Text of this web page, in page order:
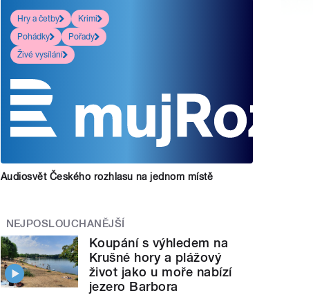
Hry a četby
Krimi
Pohádky
Pořady
Živé vysílání
Audiosvět Českého rozhlasu na jednom místě
NEJPOSLOUCHANĚJŠÍ
Koupání s výhledem na
Krušné hory a plážový
život jako u moře nabízí
jezero Barbora